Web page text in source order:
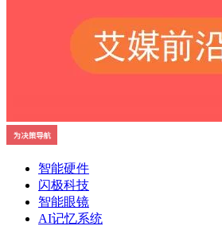
智能硬件
闪极科技
智能眼镜
AI记忆系统